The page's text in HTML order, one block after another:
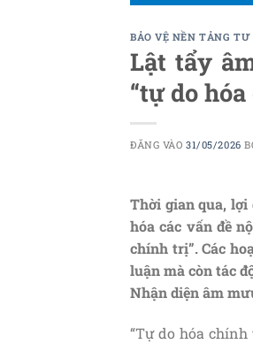
BẢO VỆ NỀN TẢNG
Lật tẩy
“tự do
ĐĂNG VÀO31/05/2026
Thời gian qua, lợi
hóa các vấn đề
chính trị”. Các
luận mà còn tác
Nhận diện âm
“Tự do hóa